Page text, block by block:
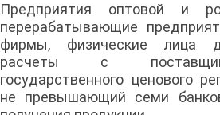
Предприятия оптовой и
перерабатывающие
фирмы, физические лица
расчеты с
государственного ценового
не превышающий семи